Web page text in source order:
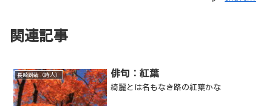
関連記事
長崎瞬哉（詩人） 俳句：紅葉
綺麗とは名もなき路の紅葉かな